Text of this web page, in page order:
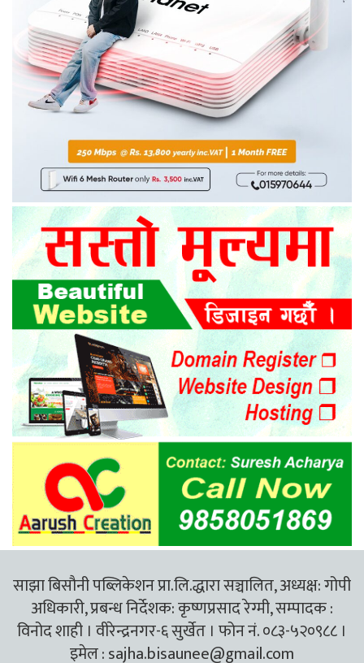
साझा बिसौनी पब्लिकेशन प्रा.लि.द्धारा सञ्चालित, अध्यक्ष: गोपी
अधिकारी, प्रबन्ध निर्देशक: कृष्णप्रसाद रेग्मी, सम्पादक :
विनोद शाही । वीरेन्द्रनगर-६ सुर्खेत । फोन नं. ०८३-५२०९८८ ।
इमेल :sajha.bisaunee@gmail.com